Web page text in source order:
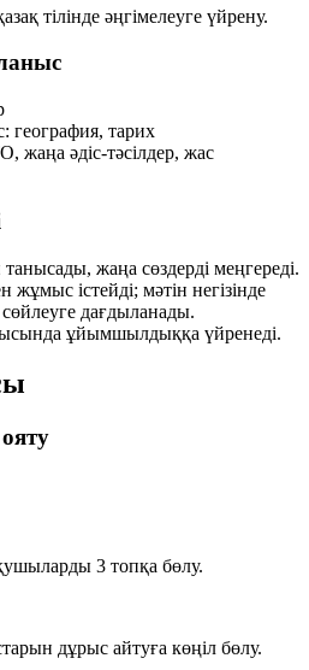
тілінде әңгімелеуге үйрену.
география, тарих
жаңа әдіс-тәсілдер, жас
жаңа сөздерді меңгереді.
істейді; мәтін негізінде
сөйлеуге дағдыланады.
ұйымшылдыққа үйренеді.
3 топқа бөлу.
дұрыс айтуға көңіл бөлу.